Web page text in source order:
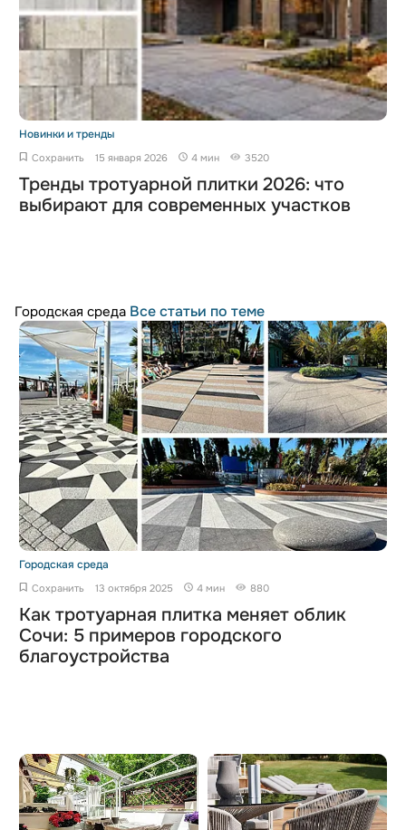
Новинки и тренды
Сохранить 15 января 2026 4 мин 3520
Тренды тротуарной плитки 2026: что
выбирают для современных участков
Городская среда Все статьи по теме
Городская среда
Сохранить 13 октября 2025 4 мин 880
Как тротуарная плитка меняет облик
Сочи: 5 примеров городского
благоустройства